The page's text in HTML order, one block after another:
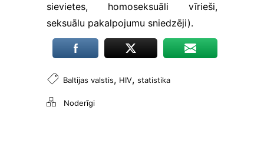
sievietes, homoseksuāli vīrieši,
seksuālu pakalpojumu sniedzēji).
Baltijas valstis, HIV, statistika
Noderīgi
reģistrē tikai
darbības,
saglabājot
anonimitāti.
atsakāties no
sīkdatnēm,